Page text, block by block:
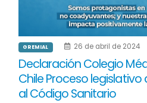
GREMIAL 26 de abril de 2024
Declaración Colegio
Chile Proceso
al Código Sanitario